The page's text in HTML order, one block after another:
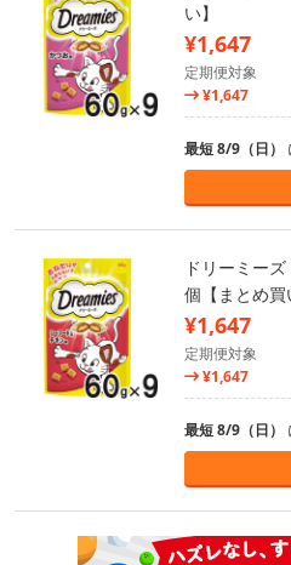
い】
¥1,647
定期便対象
¥1,647
最短 8/9（日）
ドリーミー
個【まとめ買
¥1,647
定期便対象
¥1,647
最短 8/9（日）